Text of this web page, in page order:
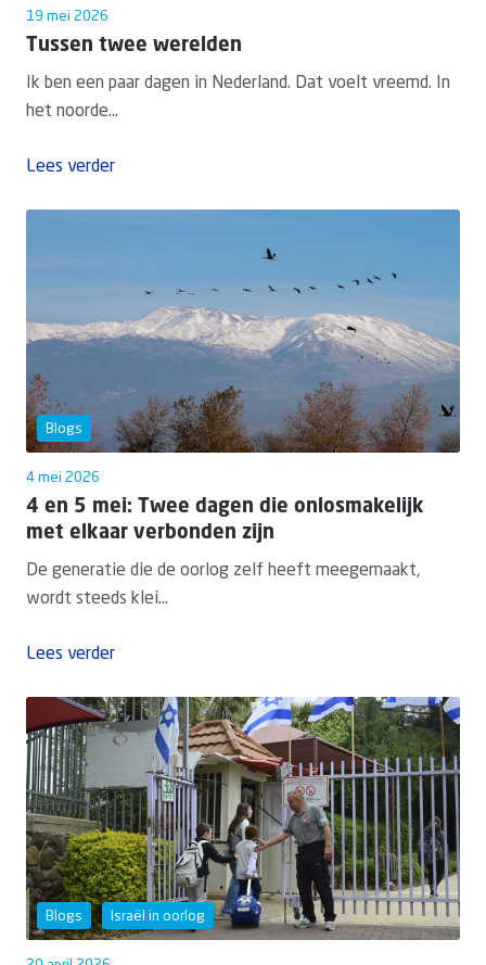
19 mei 2026
Tussen twee werelden
Ik ben een paar dagen in Nederland. Dat voelt vreemd. In
het noorde...
Lees verder
Blogs
4 mei 2026
4 en 5 mei: Twee dagen die onlosmakelijk
met elkaar verbonden zijn
De generatie die de oorlog zelf heeft meegemaakt,
wordt steeds klei...
Lees verder
Blogs Israël in oorlog